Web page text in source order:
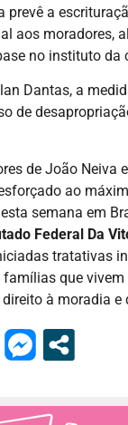
prevê a
aos moradores,
no instituto da
Dantas, a
de
de João Neiva
ao
semana em
Federal Da
tratativas
que
à moradia